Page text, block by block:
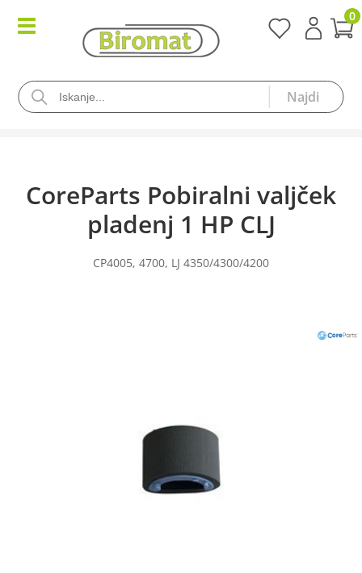
0
CoreParts Pobiralni valjček
pladenj 1 HP CLJ
CP4005, 4700, LJ 4350/4300/4200